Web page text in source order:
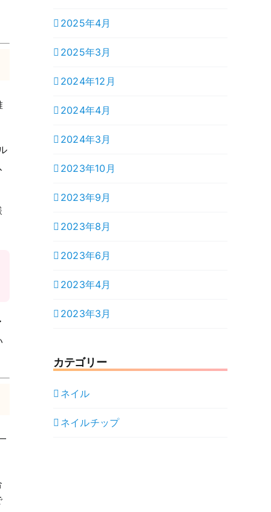
2025年4月
2025年3月
2024年12月
2024年4月
2024年3月
2023年10月
2023年9月
2023年8月
2023年6月
2023年4月
2023年3月
カテゴリー
ネイル
ネイルチップ